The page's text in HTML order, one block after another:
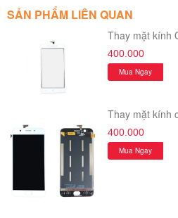
SẢN PHẨM LIÊN QUAN
Thay mặt kính
400.000
Mua Ngay
Thay mặt kính
400.000
Mua Ngay